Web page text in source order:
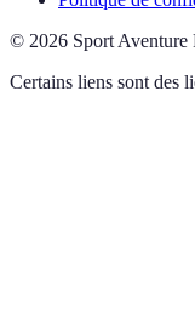
© 2026 Sport Aventure
Certains liens sont des